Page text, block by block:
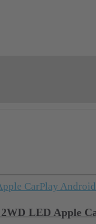
LED Apple